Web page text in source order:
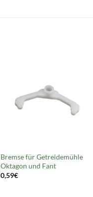
Bremse für Getreidemühle
Oktagon und Fant
0,59€